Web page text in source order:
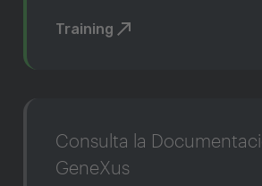
Training
Consulta la
GeneXus